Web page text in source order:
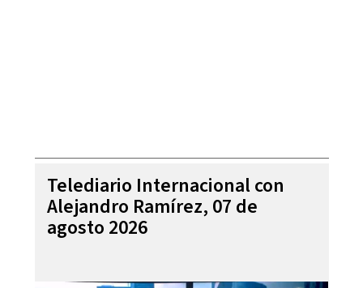
Telediario Internacional con
Alejandro Ramírez, 07 de
agosto 2026